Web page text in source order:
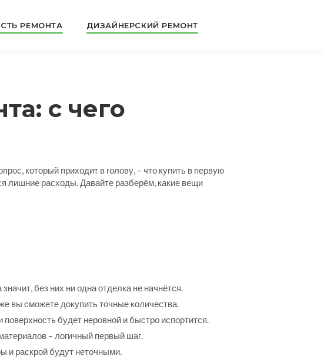
РЕМОНТА ДИЗАЙНЕРСКИЙ РЕМОНТ
с чего
который приходит в голову, – что купить в первую
лишние расходы. Давайте разберём, какие вещи
без них ни одна отделка не начнётся.
вы сможете докупить точные количества.
будет неровной и быстро испортится.
– логичный первый шаг.
и раскрой будут неточными.